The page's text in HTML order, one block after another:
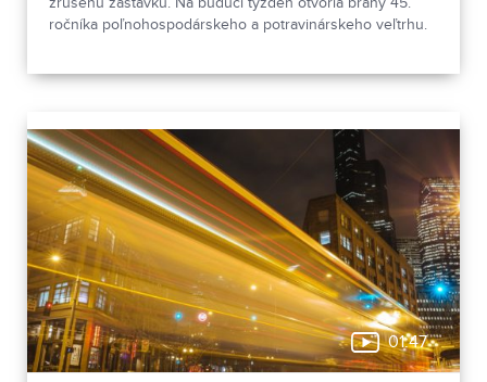
zrušenú zastávku. Na budúci týždeň otvoria brány 45.
ročníka poľnohospodárskeho a potravinárskeho veľtrhu.
01:47